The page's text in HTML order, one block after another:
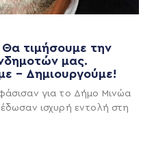
τιμήσουμε την
μας.
– Δημιουργούμε!
για το Δήμο Μινώα
ισχυρή εντολή στη